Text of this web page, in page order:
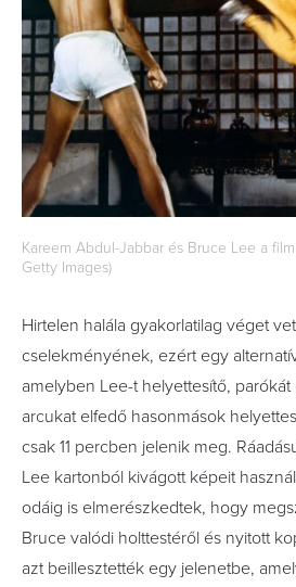
Kareem Abdul-Jabbar és Bruce Lee a
Getty Images)
Hirtelen halála gyakorlatilag véget
cselekményének, ezért egy
amelyben Lee-t helyettesítő, parókát
arcukat elfedő hasonmások
csak 11 percben jelenik meg.
Lee kartonból kivágott képeit
odáig is elmerészkedtek, hogy
Bruce valódi holttestéről és nyitott
azt beillesztették egy jelenetbe,